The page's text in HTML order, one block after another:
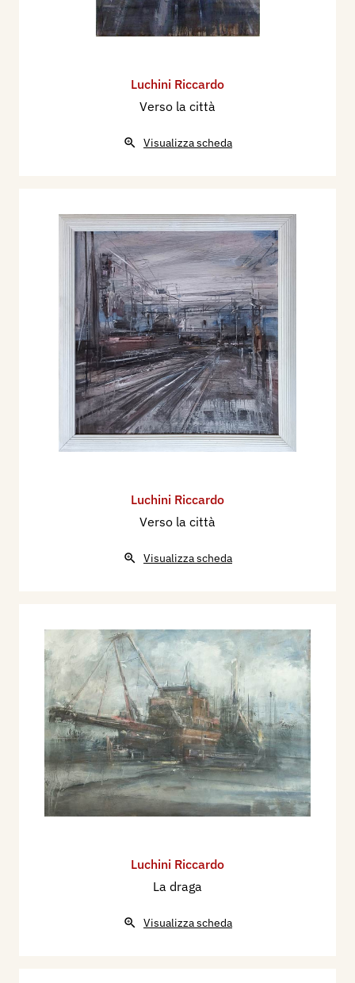
Luchini Riccardo
Verso la città
Visualizza scheda
Luchini Riccardo
Verso la città
Visualizza scheda
Luchini Riccardo
La draga
Visualizza scheda